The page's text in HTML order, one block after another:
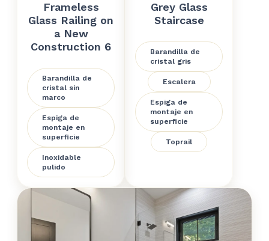
Frameless
Glass Railing on
a New
Construction 6
Barandilla de
cristal sin
marco
Espiga de
montaje en
superficie
Inoxidable
pulido
Grey Glass
Staircase
Barandilla de
cristal gris
Escalera
Espiga de
montaje en
superficie
Toprail